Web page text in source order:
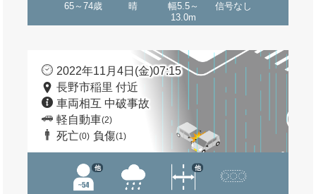
65～74歳 晴
幅5.5～
13.0m
信号なし
2022年11月4日(金)07:15
長野市稲里 付近
車両相互 中破事故
軽自動車(2)
死亡(0) 負傷(1)
他 他